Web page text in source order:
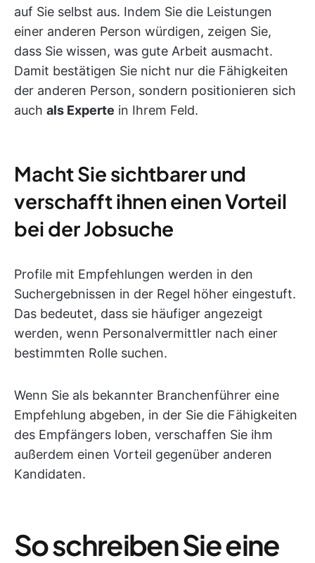
auf Sie selbst aus. Indem Sie die Leistungen
einer anderen Person würdigen, zeigen Sie,
dass Sie wissen, was gute Arbeit ausmacht.
Damit bestätigen Sie nicht nur die Fähigkeiten
der anderen Person, sondern positionieren sich
auch als Experte in Ihrem Feld.
Macht Sie sichtbarer und
verschafft ihnen einen Vorteil
bei der Jobsuche
Profile mit Empfehlungen werden in den
Suchergebnissen in der Regel höher eingestuft.
Das bedeutet, dass sie häufiger angezeigt
werden, wenn Personalvermittler nach einer
bestimmten Rolle suchen.
Wenn Sie als bekannter Branchenführer eine
Empfehlung abgeben, in der Sie die Fähigkeiten
des Empfängers loben, verschaffen Sie ihm
außerdem einen Vorteil gegenüber anderen
Kandidaten.
So schreiben Sie eine